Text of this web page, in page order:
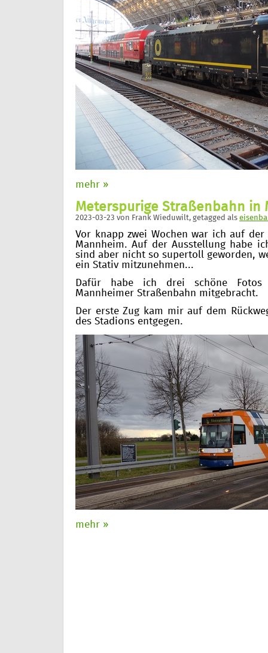
mehr »
Meterspurige Straßenbahn in
2023-03-23 von Frank Wieduwilt, getagged als
Vor knapp zwei Wochen war ich auf
Mannheim. Auf der Ausstellung habe
sind aber nicht so supertoll geworden,
ein Stativ mitzunehmen...
Dafür habe ich drei schöne Fotos
Mannheimer Straßenbahn mitgebracht.
Der erste Zug kam mir auf dem
des Stadions entgegen.
mehr »